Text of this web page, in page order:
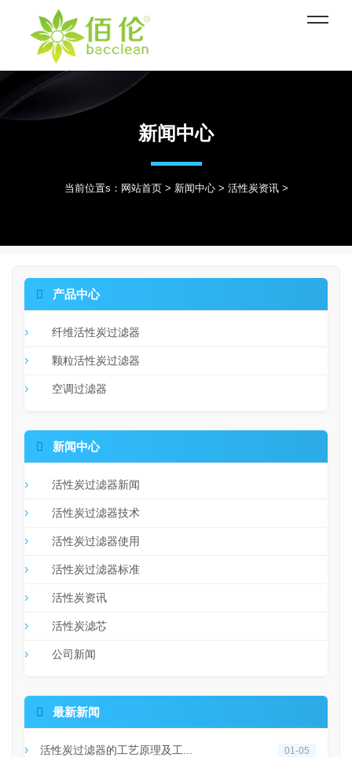
新闻中心
当前位置s： 网站首页> 新闻中心> 活性炭资讯>
 产品中心
纤维活性炭过滤器
颗粒活性炭过滤器
空调过滤器
 新闻中心
活性炭过滤器新闻
活性炭过滤器技术
活性炭过滤器使用
活性炭过滤器标准
活性炭资讯
活性炭滤芯
公司新闻
 最新新闻
活性炭过滤器的工艺原理及工... 01-05